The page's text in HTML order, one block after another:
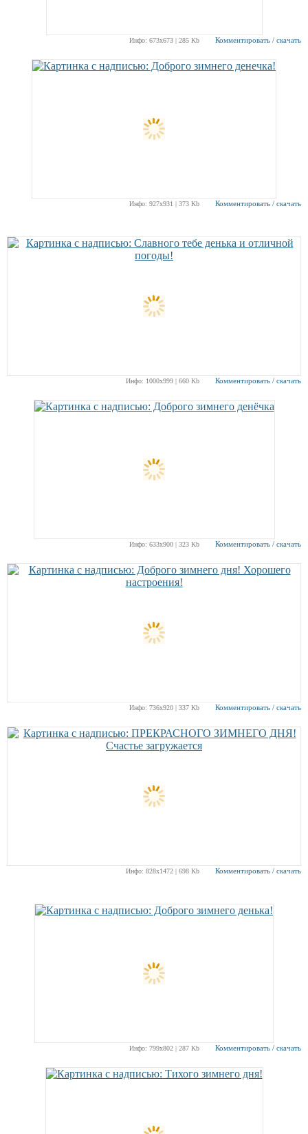
Инфо: 673х673 | 285 Kb Комментировать / скачать
Инфо: 927х931 | 373 Kb Комментировать / скачать
Инфо: 1000х999 | 660 Kb Комментировать / скачать
Инфо: 633х900 | 323 Kb Комментировать / скачать
Инфо: 736х920 | 337 Kb Комментировать / скачать
Инфо: 828х1472 | 698 Kb Комментировать / скачать
Инфо: 799х802 | 287 Kb Комментировать / скачать